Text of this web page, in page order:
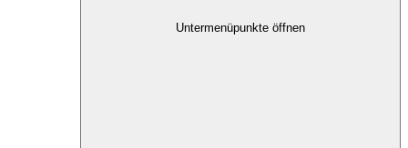
Untermenüpunkte öffnen